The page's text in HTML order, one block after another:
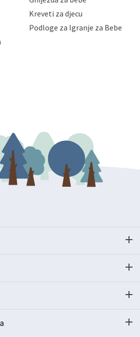
dozvoljeni zakonima. Napominjemo
doba, u potpunosti ili djelomice,
aktivnosti obrade Vaših osobnih
privole možete podnijeti poštom na
ili e-mailom na adresu:
Kreveti za djecu
Podloge za Igranje za Bebe